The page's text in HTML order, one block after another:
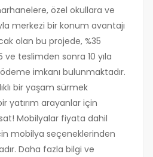
özel okullara ve
merkezi bir konum avantajı
olan bu projede, %35
teslimden sonra 10 yıla
imkanı bulunmaktadır.
bir yaşam sürmek
yatırım arayanlar için
Mobilyalar fiyata dahil
mobilya seçeneklerinden
Daha fazla bilgi ve